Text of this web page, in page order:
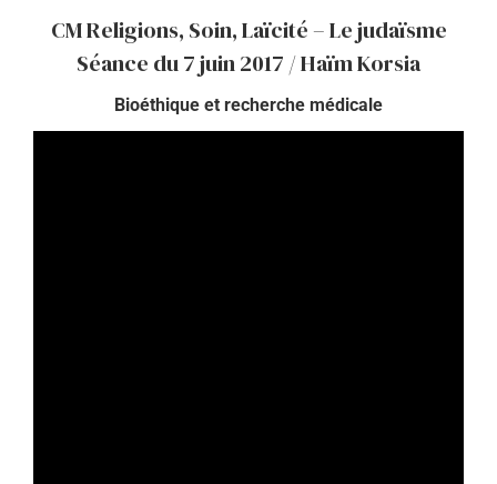
CM Religions, Soin, Laïcité – Le judaïsme
Séance du 7 juin 2017 / Haïm Korsia
Bioéthique et recherche médicale